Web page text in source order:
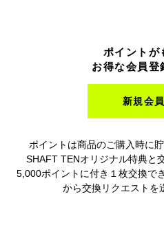
ポイントが
お得な会員登
新規会
ポイントは商品のご購入時に
SHAFT TENオリジナル特典と
5,000ポイントに付き１枚交換で
から交換リクエストを